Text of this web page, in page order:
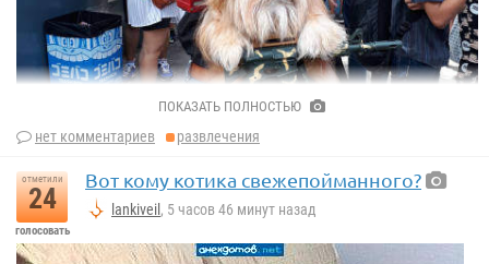
ПОКАЗАТЬ ПОЛНОСТЬЮ
нет комментариев развлечения
отметили
24
голосовать
Вот кому котика свежепойманного?
lankiveil , 5 часов 46 минут назад